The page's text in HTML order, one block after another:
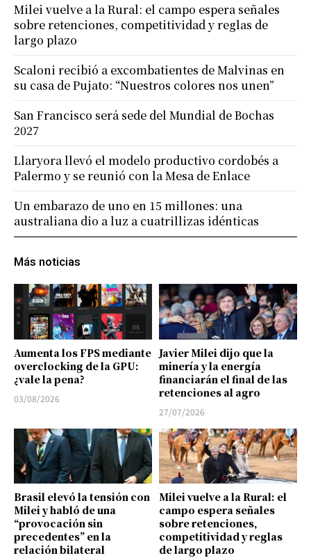
Más noticias
Aumenta los FPS mediante
overclocking de la GPU:
¿vale la pena?
03/08/2026
Javier Milei dijo que la
minería y la energía
financiarán el final de las
retenciones al agro
27/07/2026
Brasil elevó la tensión con
Milei y habló de una
“provocación sin
precedentes” en la
relación bilateral
Milei vuelve a la Rural: el
campo espera señales
sobre retenciones,
competitividad y reglas
de largo plazo
Milei vuelve a la Rural: el campo espera señales
sobre retenciones, competitividad y reglas de
largo plazo
Scaloni recibió a excombatientes de Malvinas en
su casa de Pujato: “Nuestros colores nos unen”
San Francisco será sede del Mundial de Bochas
2027
Llaryora llevó el modelo productivo cordobés a
Palermo y se reunió con la Mesa de Enlace
Un embarazo de uno en 15 millones: una
australiana dio a luz a cuatrillizas idénticas